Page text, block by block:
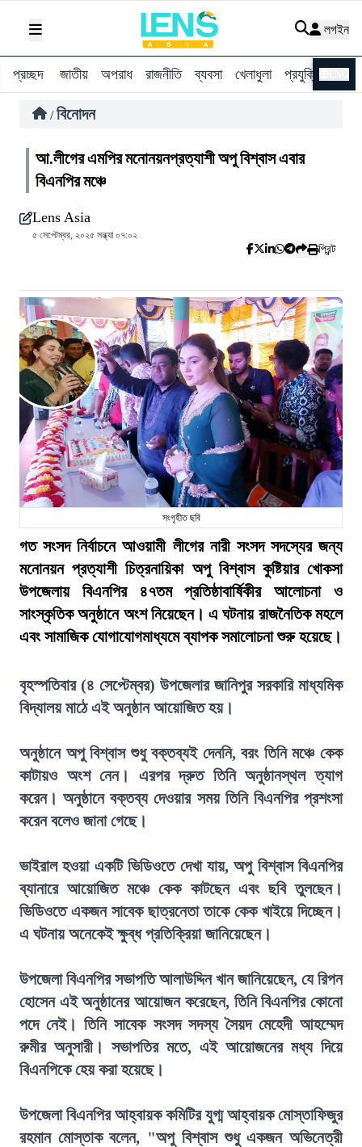
লগইন
প্রচ্ছদ জাতীয় অপরাধ রাজনীতি ব্যবসা খেলাধুলা প্রযুক্তি
/ বিনোদন
আ.লীগের এমপির মনোনয়নপ্রত্যাশী অপু বিশ্বাস এবার
বিএনপির মঞ্চে
Lens Asia
৫ সেপ্টেম্বর, ২০২৫ সন্ধ্যা ০৭:০২
প্রিন্ট
সংগৃহীত ছবি
গত সংসদ নির্বাচনে আওয়ামী লীগের নারী সংসদ সদস্যের জন্য
মনোনয়ন প্রত্যাশী চিত্রনায়িকা অপু বিশ্বাস কুষ্টিয়ার খোকসা
উপজেলায় বিএনপির ৪৭তম প্রতিষ্ঠাবার্ষিকীর আলোচনা ও
সাংস্কৃতিক অনুষ্ঠানে অংশ নিয়েছেন। এ ঘটনায় রাজনৈতিক মহলে
এবং সামাজিক যোগাযোগমাধ্যমে ব্যাপক সমালোচনা শুরু হয়েছে।
বৃহস্পতিবার (৪ সেপ্টেম্বর) উপজেলার জানিপুর সরকারি মাধ্যমিক
বিদ্যালয় মাঠে এই অনুষ্ঠান আয়োজিত হয়।
অনুষ্ঠানে অপু বিশ্বাস শুধু বক্তব্যই দেননি, বরং তিনি মঞ্চে কেক
কাটায়ও অংশ নেন। এরপর দ্রুত তিনি অনুষ্ঠানস্থল ত্যাগ
করেন। অনুষ্ঠানে বক্তব্য দেওয়ার সময় তিনি বিএনপির প্রশংসা
করেন বলেও জানা গেছে।
ভাইরাল হওয়া একটি ভিডিওতে দেখা যায়, অপু বিশ্বাস বিএনপির
ব্যানারে আয়োজিত মঞ্চে কেক কাটছেন এবং ছবি তুলছেন।
ভিডিওতে একজন সাবেক ছাত্রনেতা তাকে কেক খাইয়ে দিচ্ছেন।
এ ঘটনায় অনেকেই ক্ষুব্ধ প্রতিক্রিয়া জানিয়েছেন।
উপজেলা বিএনপির সভাপতি আলাউদ্দিন খান জানিয়েছেন, যে রিপন
হোসেন এই অনুষ্ঠানের আয়োজন করেছেন, তিনি বিএনপির কোনো
পদে নেই। তিনি সাবেক সংসদ সদস্য সৈয়দ মেহেদী আহম্মেদ
রুমীর অনুসারী। সভাপতির মতে, এই আয়োজনের মধ্য দিয়ে
বিএনপিকে হেয় করা হয়েছে।
উপজেলা বিএনপির আহ্বায়ক কমিটির যুগ্ম আহ্বায়ক মোস্তাফিজুর
রহমান মোস্তাক বলেন, "অপু বিশ্বাস শুধু একজন অভিনেত্রী